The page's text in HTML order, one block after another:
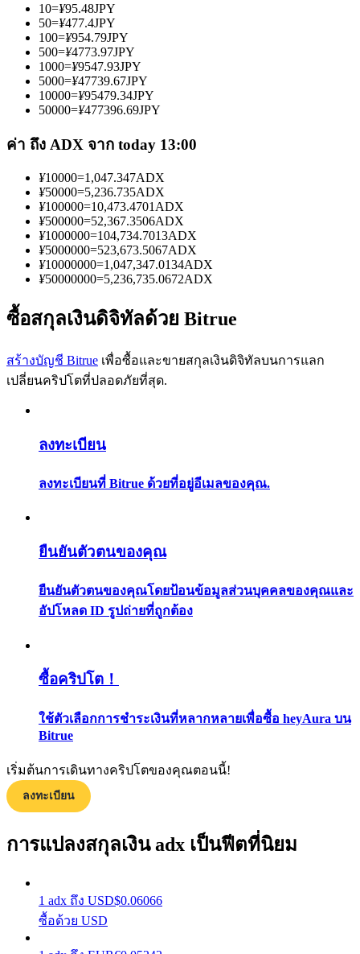
เพลิดเพลินกับการแบ่งปันผลกำไรและค่าคอมมิชชั่นการคัด
ลอกการซื้อขาย
ข้อมูล
การวิเคราะห์ข้อมูลขนาดใหญ่ รวมถึงข้อมูลการค้า ฯลฯ
คู่มือเริ่มต้นฟิวเจอร์ส
กลยุทธ์การซื้อขาย
ได้รับ
10=¥95.48JPY
50=¥477.4JPY
100=¥954.79JPY
500=¥4773.97JPY
1000=¥9547.93JPY
5000=¥47739.67JPY
10000=¥95479.34JPY
50000=¥477396.69JPY
ค่า ถึง ADX จาก today 13:00
¥10000=1,047.347ADX
¥50000=5,236.735ADX
¥100000=10,473.4701 ADX
¥500000=52,367.3506ADX
¥1000000=104,734.7013ADX
¥5000000=523,673.5067ADX
¥10000000=1,047,347.0134ADX
¥50000000=5,236,735.0672ADX
ซื้อสกุลเงินดิจิทัลด้วย Bitrue
สร้างบัญชี Bitrue เพื่อซื้อและขายสกุลเงินดิจิทัลบนการแลก
เปลี่ยนคริปโตที่ปลอดภัยที่สุด.
ลงทะเบียน
ลงทะเบียนที่ Bitrue ด้วยที่อยู่อีเมลของคุณ.
ยืนยันตัวตนของคุณ
ยืนยันตัวตนของคุณโดยป้อนข้อมูลส่วนบุคคลของคุณและ
อัปโหลด ID รูปถ่ายที่ถูกต้อง
ซื้อคริปโต！
ใช้ตัวเลือกการชำระเงินที่หลากหลายเพื่อซื้อ heyAura บน
Bitrue
เริ่มต้นการเดินทางคริปโตของคุณตอนนี้!
ลงทะเบียน
การแปลงสกุลเงิน adx เป็นฟีตที่นิยม
1 adx ถึง USD$0.06066
ซื้อด้วย USD